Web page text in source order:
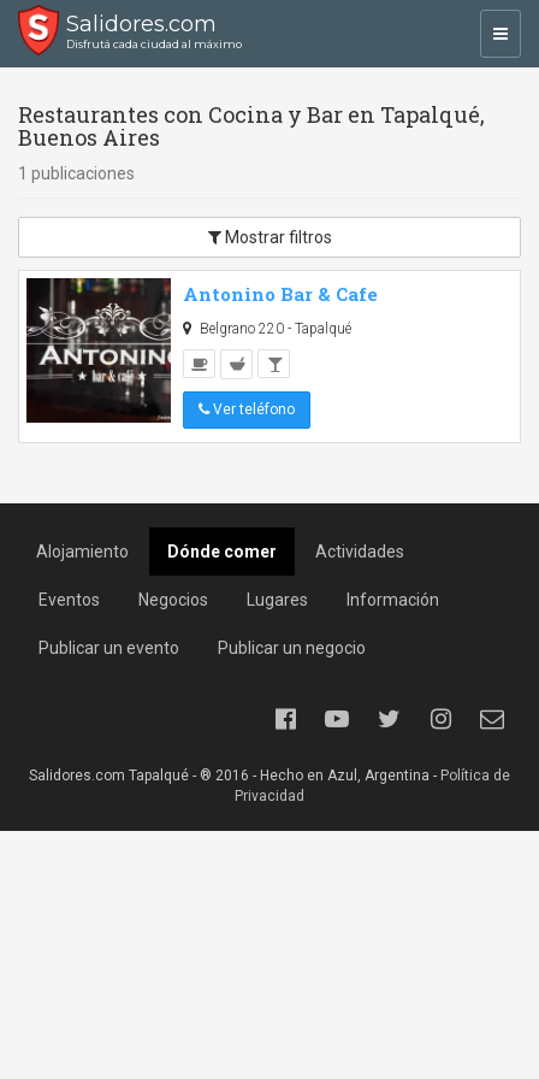
Salidores.com
Disfrutá cada ciudad al máximo
Restaurantes con Cocina y Bar en Tapalqué,
Buenos Aires
1 publicaciones
Mostrar filtros
Antonino Bar & Cafe
Belgrano 220 - Tapalqué
Ver teléfono
Alojamiento Dónde comer Actividades
Eventos Negocios Lugares Información
Publicar un evento Publicar un negocio
Salidores.com Tapalqué - ® 2016 - Hecho en Azul, Argentina - Política de
Privacidad